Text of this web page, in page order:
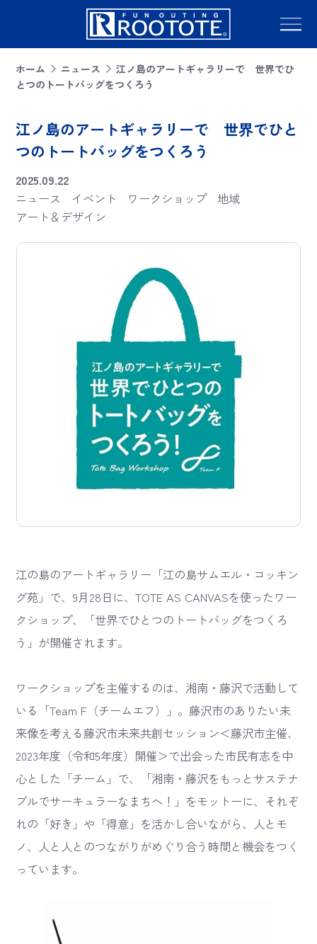
ホーム ニュース
江ノ島のアートギャラリーで 世界でひ
とつのトートバッグをつくろう
江ノ島のアートギャラリーで 世界でひと
つのトートバッグをつくろう
2025.09.22
ニュース
イベント ワークショップ
地域
アート＆デザイン
江の島のアートギャラリー「江の島サムエル・コッキン
グ苑」で、9月28日に、TOTE AS CANVASを使ったワー
クショップ、「世界でひとつのトートバッグをつくろ
う」が開催されます。
ワークショップを主催するのは、湘南・藤沢で活動して
いる「Team F（チームエフ）」。藤沢市のありたい未
来像を考える藤沢市未来共創セッション＜藤沢市主催、
2023年度（令和5年度）開催＞で出会った市民有志を中
心とした「チーム」で、「湘南・藤沢をもっとサステナ
ブルでサーキュラーなまちへ！」をモットーに、それぞ
れの「好き」や「得意」を活かし合いながら、人とモ
ノ、人と人とのつながりがめぐり合う時間と機会をつく
っています。